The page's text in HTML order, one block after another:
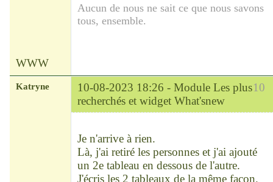
<div
style="float:left;margin-
Aucun de nous ne sait ce que nous savons
tous, ensemble.
WWW
10
Katryne 10-08-2023 18:26 - Module Les plus
recherchés et widget What'snew
Je n'arrive à rien.
Là, j'ai retiré les personnes et j'ai ajouté
un 2e tableau en dessous de l'autre.
J'écris les 2 tableaux de la même façon.